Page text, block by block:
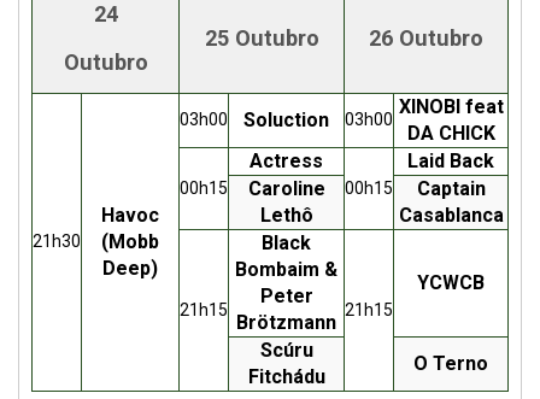
24
Outubro
25 Outubro 26 Outubro
21h30
Havoc
(Mobb
Deep)
03h00 Soluction 03h00
XINOBI feat
DA CHICK
00h15
Actress
00h15
Laid Back
Caroline
Lethô
Captain
Casablanca
21h15
Black
Bombaim &
Peter
Brötzmann
21h15
YCWCB
Scúru
Fitchádu
O Terno